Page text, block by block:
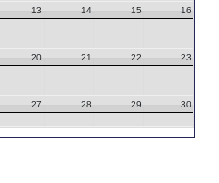
13 14 15 16
20 21 22 23
27 28 29 30